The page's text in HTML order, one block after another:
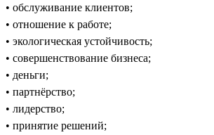
• обслуживание клиентов;
• отношение к работе;
• экологическая устойчивость;
• совершенствование бизнеса;
• деньги;
• партнёрство;
• лидерство;
• принятие решений;